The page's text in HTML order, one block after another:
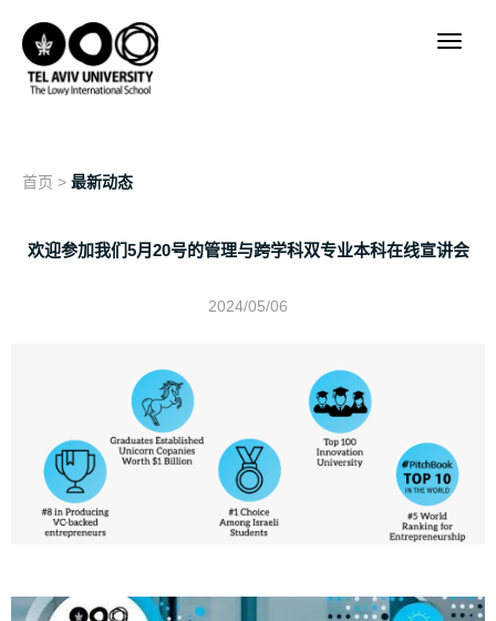
首页 > 最新动态
欢迎参加我们5月20号的管理与跨学科双专业本科在线宣讲会
2024/05/06